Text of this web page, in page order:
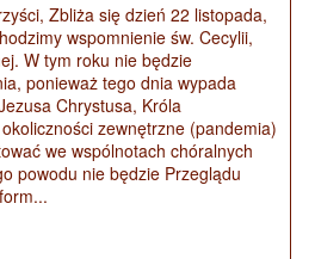
Zbliża się dzień 22 listopada,
wspomnienie św. Cecylii,
W tym roku nie będzie
ponieważ tego dnia wypada
Chrystusa, Króla
zewnętrzne (pandemia)
we wspólnotach chóralnych
powodu nie będzie Przeglądu